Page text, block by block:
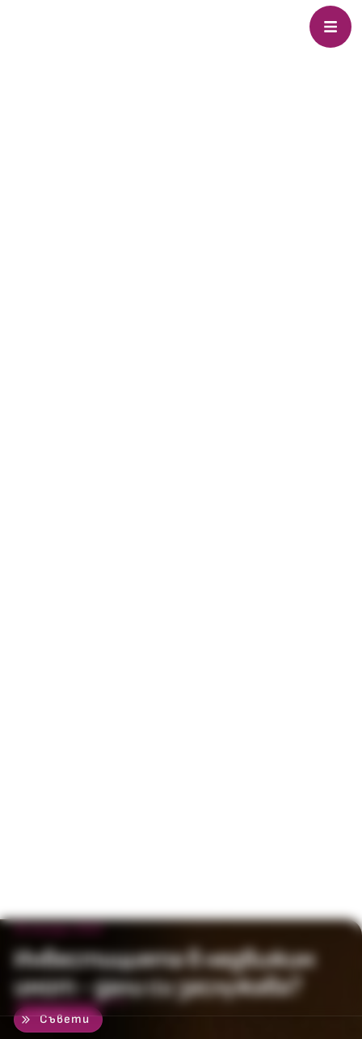
25 януари 2022
Инвестицията в недвижим
имот - дали си заслужава?
50%
Съвети